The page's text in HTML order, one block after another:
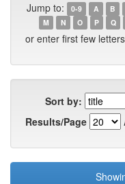
Jump to: 0-9 A B
M
N O P Q
or enter first few
Sort by:
Results/Page